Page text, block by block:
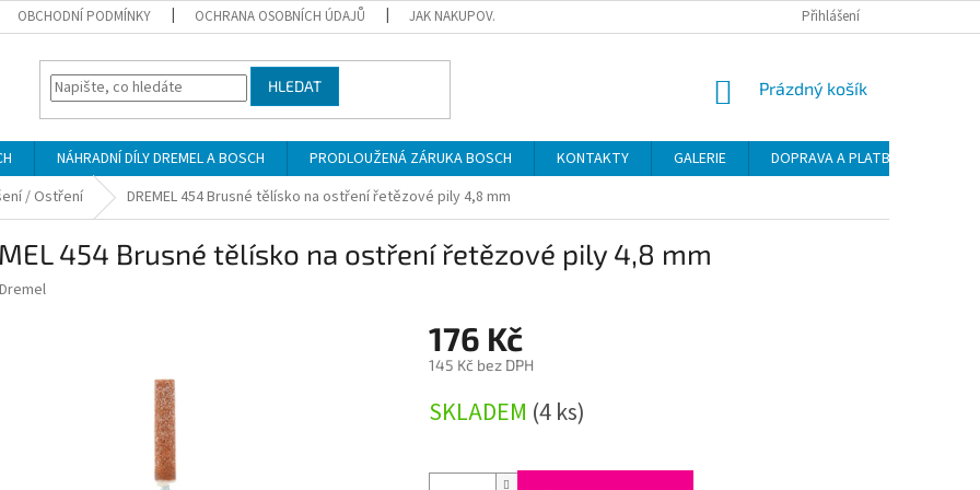
OBCHODNÍ PODMÍNKY OCHRANA OSOBNÍCH ÚDAJŮ JAK NAKUPOVAT Přihlášení
HLEDAT
NÁKUPNÍ
Prázdný košík
NÁHRADNÍ DÍLY DREMEL A BOSCH PRODLOUŽENÁ ZÁRUKA BOSCH KONTAKTY GALERIE DOPRAVA A PLATBA
/ Ostření DREMEL 454 Brusné tělísko na ostření řetězové pily 4,8 mm
454 Brusné tělísko na ostření řetězové pily 4,8 mm
Dremel
176 Kč
145 Kč bez DPH
cena:
SKLADEM (4 ks)